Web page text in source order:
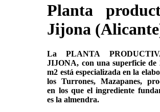
Planta
Jijona
La PLANTA
JIJONA, con una superficie de
m2 está especializada en la
los Turrones, Mazapanes,
en los que el ingrediente
es la almendra.